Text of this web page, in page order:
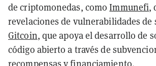
de criptomonedas, comoImmunefi,
revelaciones de vulnerabilidades de
Gitcoin, que apoya el desarrollo de
código abierto a través de